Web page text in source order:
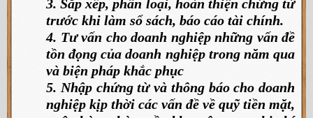
3. Sắp xếp, phân loại, hoàn thiện chứng từ
trước khi làm sổ sách, báo cáo tài chính.
4. Tư vấn cho doanh nghiệp những vấn đề
tồn đọng của doanh nghiệp trong năm qua
và biện pháp khắc phục
5. Nhập chứng từ và thông báo cho doanh
nghiệp kịp thời các vấn đề về quỹ tiền mặt,